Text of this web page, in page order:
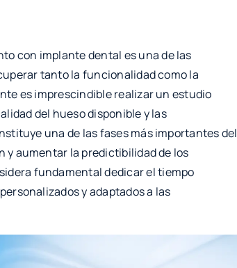
con implante dental es una de las
tanto la funcionalidad como la
es imprescindible realizar un estudio
del hueso disponible y las
una de las fases más importantes del
aumentar la predictibilidad de los
fundamental dedicar el tiempo
y adaptados a las